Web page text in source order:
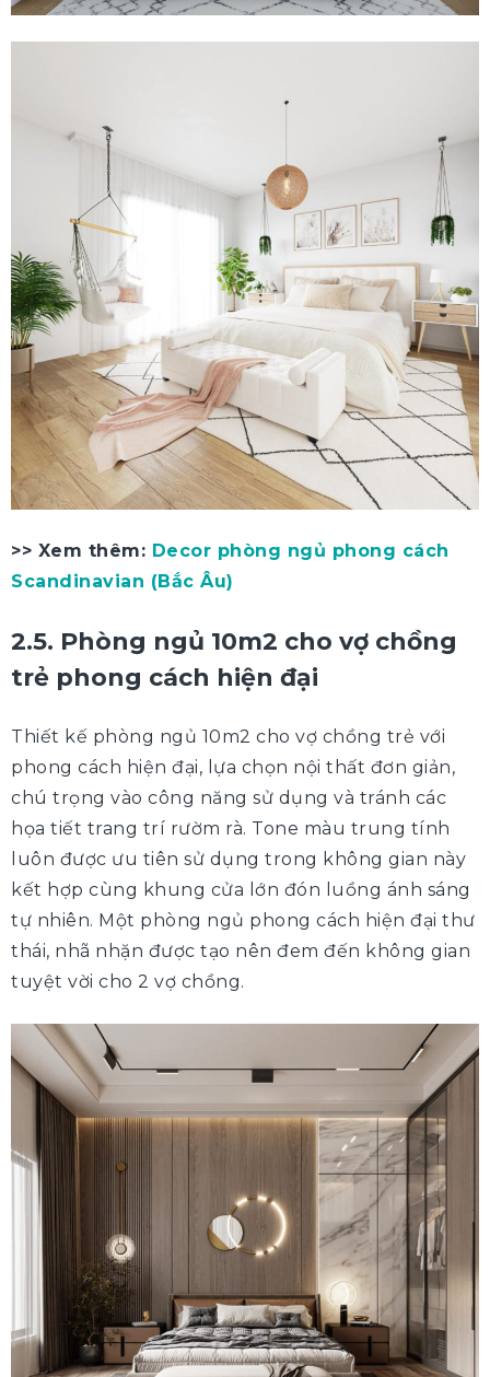
>> Xem thêm: Decor phòng ngủ phong cách
Scandinavian (Bắc Âu)
2.5. Phòng ngủ 10m2 cho vợ chồng
trẻ phong cách hiện đại
Thiết kế phòng ngủ 10m2 cho vợ chồng trẻ với
phong cách hiện đại, lựa chọn nội thất đơn giản,
chú trọng vào công năng sử dụng và tránh các
họa tiết trang trí rườm rà. Tone màu trung tính
luôn được ưu tiên sử dụng trong không gian này
kết hợp cùng khung cửa lớn đón luồng ánh sáng
tự nhiên. Một phòng ngủ phong cách hiện đại thư
thái, nhã nhặn được tạo nên đem đến không gian
tuyệt vời cho 2 vợ chồng.